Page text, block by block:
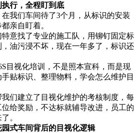
行，全程盯到底
我们车间待了3个月，从标识的安装
亲自盯着。
意找了专业的施工队，用铆钉固定标
油污浸不坏，现在一年多了，标识还
目视化培训，不是照本宣科，而是现
贴标识、整理物料，学会怎么维护目
们建立了目视化维护的考核制度，每
给奖励，不达标就辅导改进，员工的
。
式车间背后的目视化逻辑